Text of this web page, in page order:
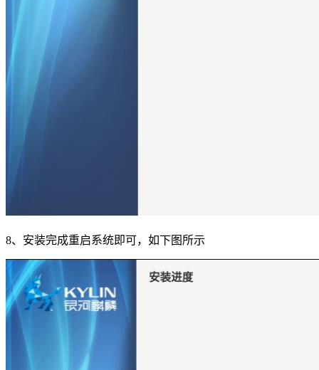
8、安装完成重启系统即可，如下图所示